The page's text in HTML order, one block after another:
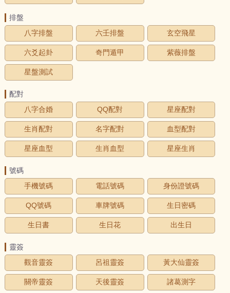
排盤
八字排盤
六壬排盤 玄空飛星
六爻起卦 奇門遁甲 紫薇排盤
星盤測試
配對
八字合婚
QQ配對 星座配對
生肖配對 名字配對 血型配對
星座血型 生肖血型 星座生肖
號碼
手機號碼
電話號碼 身份證號碼
QQ號碼 車牌號碼 生日密碼
生日書 生日花 出生日
靈簽
觀音靈簽
呂祖靈簽 黃大仙靈簽
關帝靈簽 天後靈簽 諸葛測字